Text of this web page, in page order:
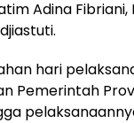
Adina
hari
Pemerintah